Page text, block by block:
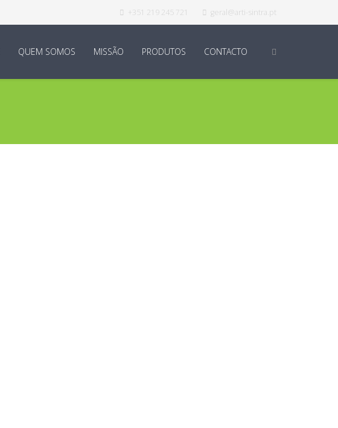
+351 219 245 721 geral@arti-sintra.pt
QUEM SOMOS MISSÃO PRODUTOS CONTACTO